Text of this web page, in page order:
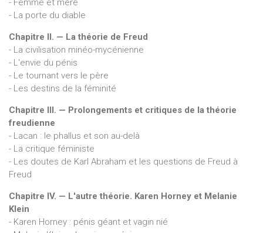
- La porte du diable
Chapitre II. — La théorie de Freud
- La civilisation minéo-mycénienne
- L'envie du pénis
- Le tournant vers le père
- Les destins de la féminité
Chapitre III. — Prolongements et critiques de la théorie
freudienne
- Lacan : le phallus et son au-delà
- La critique féministe
- Les doutes de Karl Abraham et les questions de Freud à
Freud
Chapitre IV. — L'autre théorie. Karen Horney et Melanie
Klein
- Karen Horney : pénis géant et vagin nié